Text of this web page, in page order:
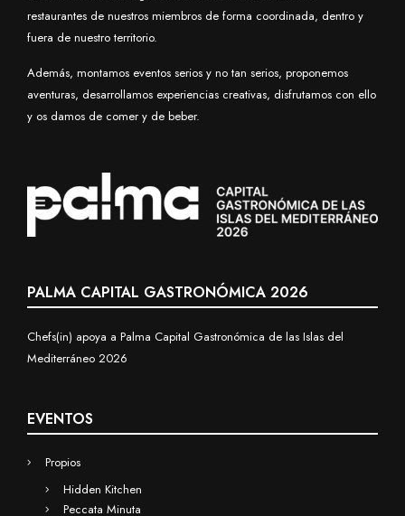
restaurantes de nuestros miembros de forma coordinada, dentro y
fuera de nuestro territorio.
Además, montamos eventos serios y no tan serios, proponemos
aventuras, desarrollamos experiencias creativas, disfrutamos con ello
y os damos de comer y de beber.
PALMA CAPITAL GASTRONÓMICA 2026
Chefs(in) apoya a Palma Capital Gastronómica de las Islas del
Mediterráneo 2026
EVENTOS
Propios
Hidden Kitchen
Peccata Minuta